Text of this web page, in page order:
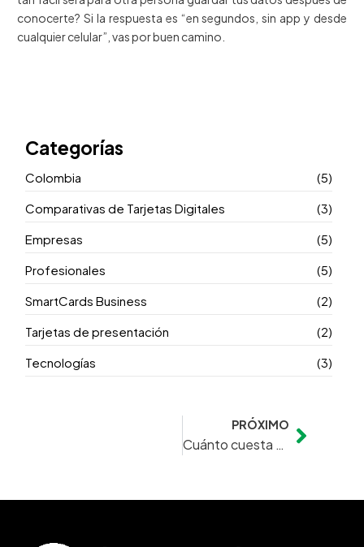
conocerte? Si la respuesta es “en segundos, sin app y desde
cualquier celular”, vas por buen camino.
Categorías
Colombia
(5)
Comparativas de Tarjetas Digitales
(3)
Empresas
(5)
Profesionales
(5)
SmartCards Business
(2)
Tarjetas de presentación
(2)
Tecnologías
(3)
PRÓXIMO
Cuánto cuesta una tarjeta de presentación digital en Colombia y qué debes tener en cuenta Next